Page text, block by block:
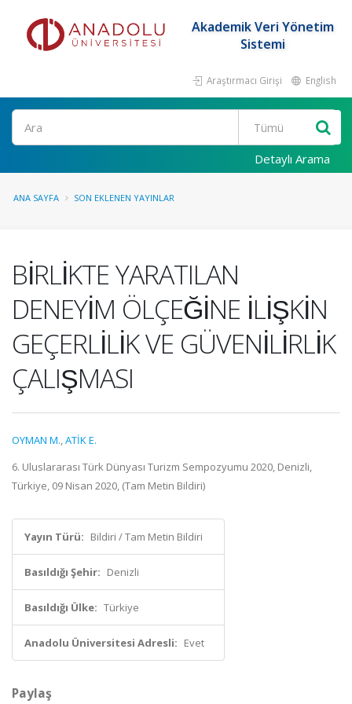
Akademik Veri Yönetim
Sistemi
Araştırmacı Girişi English
Ara
Detaylı Arama
ANA SAYFA SON EKLENEN YAYINLAR
BİRLİKTE YARATILAN
DENEYİM ÖLÇEĞİNE İLİŞKİN
GEÇERLİLİK VE GÜVENİLİRLİK
ÇALIŞMASI
OYMAN M.,ATİK E.
6. Uluslararası Türk Dünyası Turizm Sempozyumu 2020, Denizli,
Türkiye, 09 Nisan 2020, (Tam Metin Bildiri)
Yayın Türü: Bildiri / Tam Metin Bildiri
Basıldığı Şehir: Denizli
Basıldığı Ülke: Türkiye
Anadolu Üniversitesi Adresli: Evet
Paylaş